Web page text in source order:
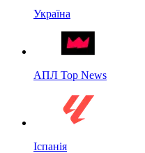
Україна
АПЛ Top News
Іспанія